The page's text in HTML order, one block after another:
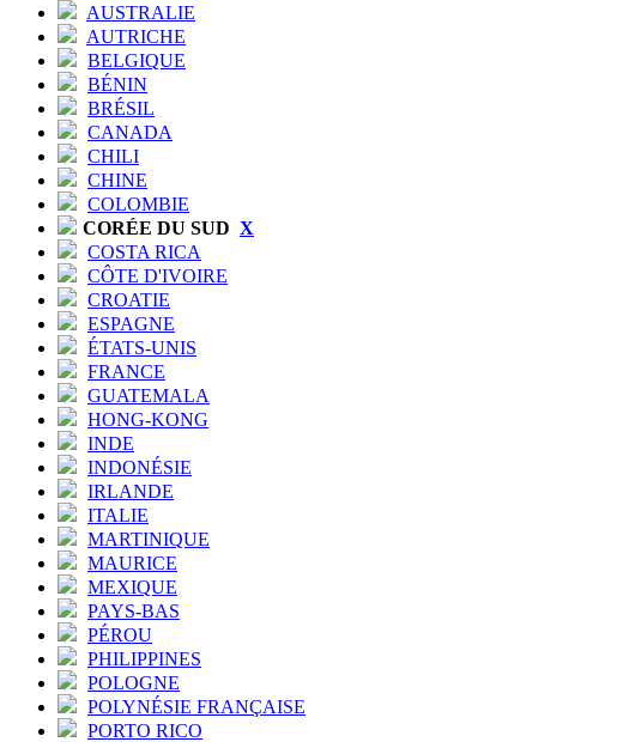
AUSTRALIE
AUTRICHE
BELGIQUE
BÉNIN
BRÉSIL
CANADA
CHILI
CHINE
COLOMBIE
CORÉE DU SUD X
COSTA RICA
CÔTE D'IVOIRE
CROATIE
ESPAGNE
ÉTATS-UNIS
FRANCE
GUATEMALA
HONG-KONG
INDE
INDONÉSIE
IRLANDE
ITALIE
MARTINIQUE
MAURICE
MEXIQUE
PAYS-BAS
PÉROU
PHILIPPINES
POLOGNE
POLYNÉSIE FRANÇAISE
PORTO RICO